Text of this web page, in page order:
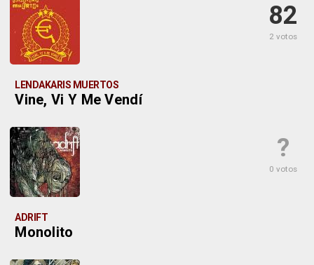
82
2 votos
LENDAKARIS MUERTOS
Vine, Vi Y Me Vendí
?
0 votos
ADRIFT
Monolito